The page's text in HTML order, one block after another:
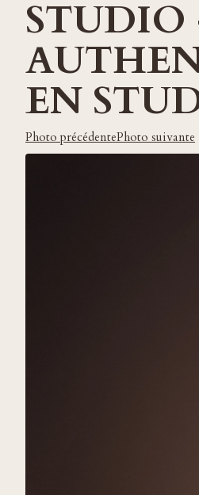
EN
Photo précédentePhoto suivante